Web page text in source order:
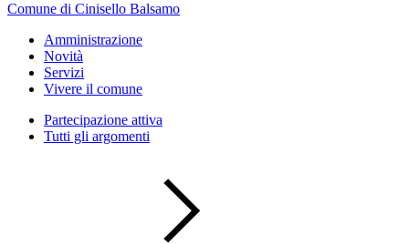
Comune di Cinisello Balsamo
Amministrazione
Novità
Servizi
Vivere il comune
Partecipazione attiva
Tutti gli argomenti